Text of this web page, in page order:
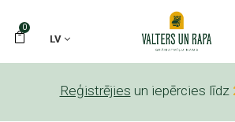
0
LV
Reģistrējies un iepērcies līdz